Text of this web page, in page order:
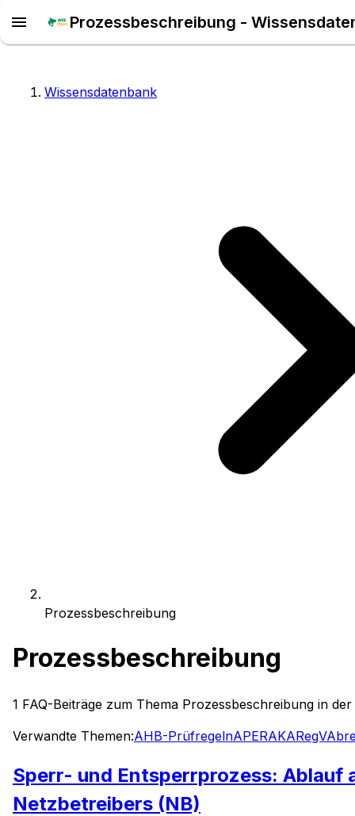
Prozessbeschreibung -
Wissensdatenbank
Prozessbeschreibung
Prozessbeschreibung
1 FAQ-Beiträge zum Thema Prozessbeschreibung in der
Verwandte Themen:AHB-PrüfregelnAPERAKARegV
Sperr- und Entsperrprozess: Ablauf
Netzbetreibers (NB)